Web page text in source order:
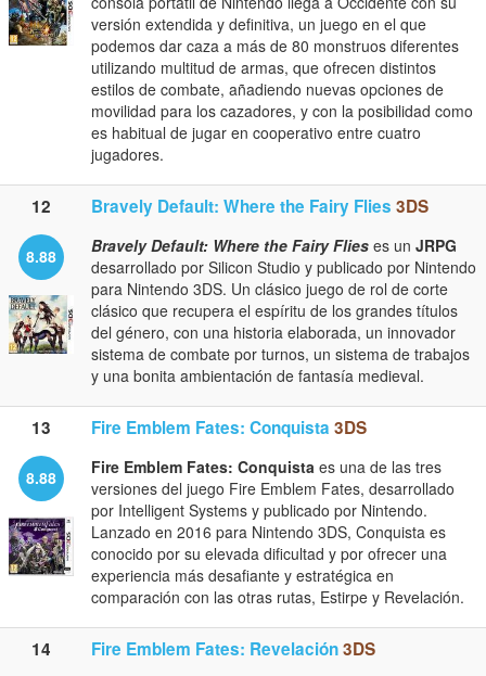
versión extendida y definitiva, un juego en el que
podemos dar caza a más de 80 monstruos diferentes
utilizando multitud de armas, que ofrecen distintos
estilos de combate, añadiendo nuevas opciones de
movilidad para los cazadores, y con la posibilidad como
es habitual de jugar en cooperativo entre cuatro
jugadores.
12 Bravely Default: Where the Fairy Flies 3DS
8.88 Bravely Default: Where the Fairy Flies es un JRPG
desarrollado por Silicon Studio y publicado por Nintendo
para Nintendo 3DS. Un clásico juego de rol de corte
clásico que recupera el espíritu de los grandes títulos
del género, con una historia elaborada, un innovador
sistema de combate por turnos, un sistema de trabajos
y una bonita ambientación de fantasía medieval.
13 Fire Emblem Fates: Conquista 3DS
8.88 Fire Emblem Fates: Conquista es una de las tres
versiones del juego Fire Emblem Fates, desarrollado
por Intelligent Systems y publicado por Nintendo.
Lanzado en 2016 para Nintendo 3DS, Conquista es
conocido por su elevada dificultad y por ofrecer una
experiencia más desafiante y estratégica en
comparación con las otras rutas, Estirpe y Revelación.
14 Fire Emblem Fates: Revelación3DS